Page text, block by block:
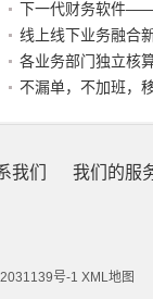
下一代财务软件
线上线下业务融合
各业务部门独立核
不漏单，不加班，
我们 我们的服
号-1 XML地图